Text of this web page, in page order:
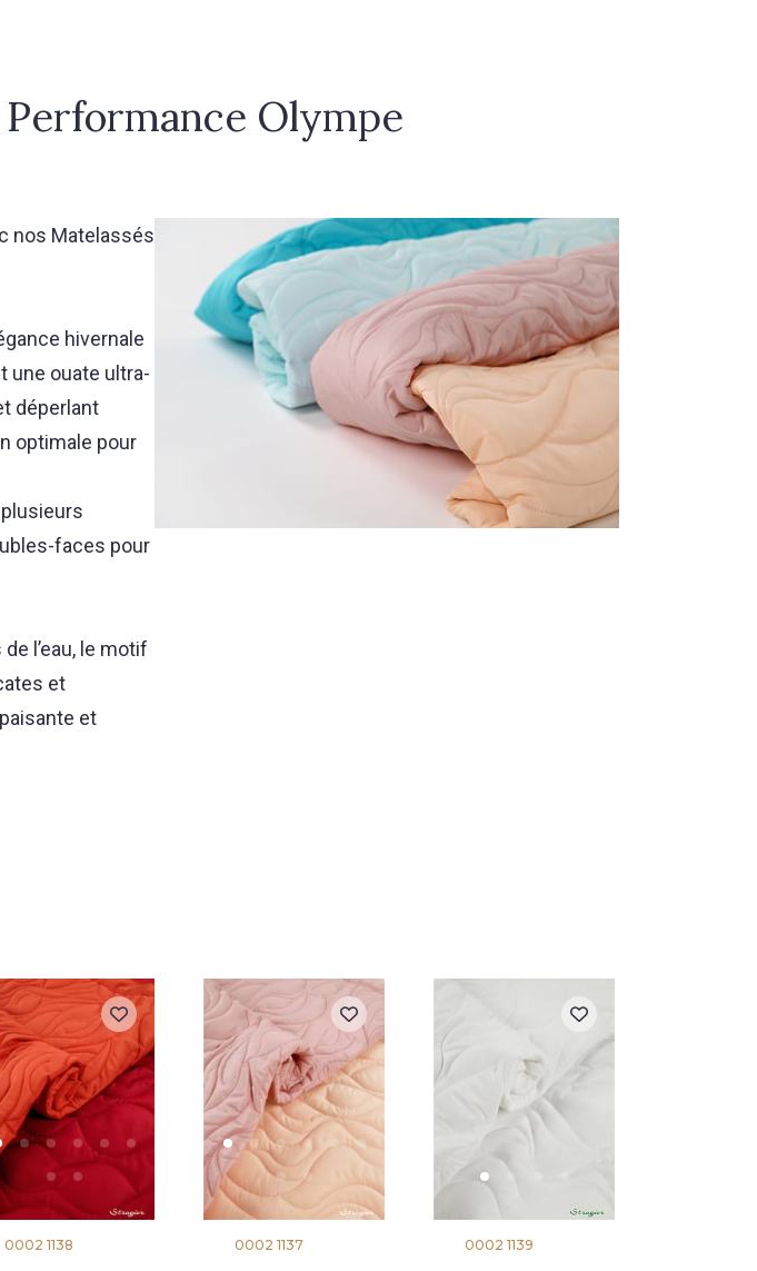
Olympe
nos Matelassés
hivernale
une ouate ultra-
déperlant
optimale pour
faces pour
l’eau, le motif
et
et
0002 1138 0002 1137 0002 1139